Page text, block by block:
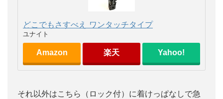
どこでもさすべえ ワンタッチタイプ
ユナイト
Amazon 楽天 Yahoo!
それ以外はこちら（ロック付）に着けっぱなしで急